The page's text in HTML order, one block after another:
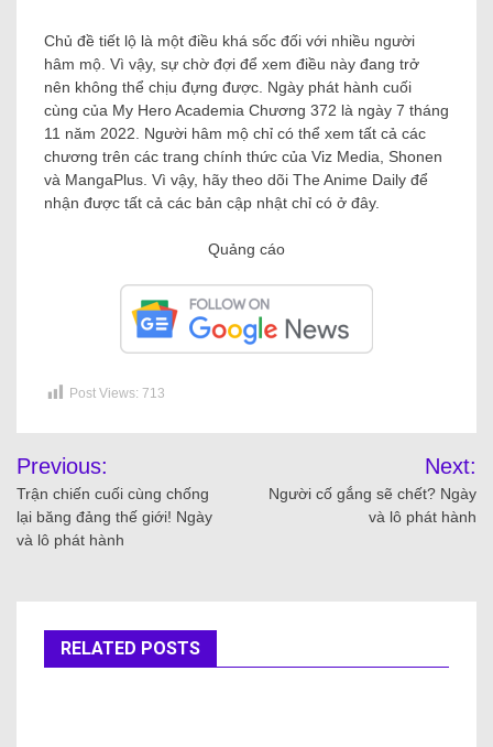
Chủ đề tiết lộ là một điều khá sốc đối với nhiều người
hâm mộ. Vì vậy, sự chờ đợi để xem điều này đang trở
nên không thể chịu đựng được. Ngày phát hành cuối
cùng của My Hero Academia Chương 372 là ngày 7 tháng
11 năm 2022. Người hâm mộ chỉ có thể xem tất cả các
chương trên các trang chính thức của Viz Media, Shonen
và MangaPlus. Vì vậy, hãy theo dõi The Anime Daily để
nhận được tất cả các bản cập nhật chỉ có ở đây.
Quảng cáo
Post Views: 713
Previous:
Trận chiến cuối cùng chống
lại băng đảng thế giới! Ngày
và lô phát hành
Next:
Người cố gắng sẽ chết? Ngày
và lô phát hành
RELATED POSTS